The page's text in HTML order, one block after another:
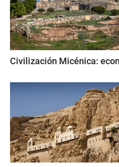
Civilización Micénica: